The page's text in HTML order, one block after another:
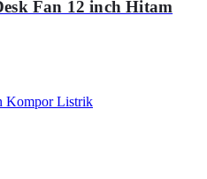
Fan 12 inch Hitam